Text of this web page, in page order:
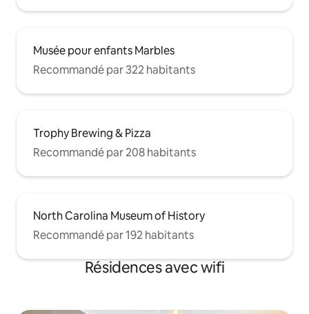
Musée pour enfants Marbles
Recommandé par 322 habitants
Trophy Brewing & Pizza
Recommandé par 208 habitants
North Carolina Museum of History
Recommandé par 192 habitants
Résidences avec wifi